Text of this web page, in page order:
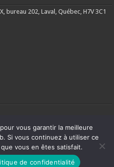
bureau 202, Laval, Québec, H7V 3C1
|Politique de confidentialité
vous garantir la meilleure
Si vous continuez à utiliser ce
vous en êtes satisfait.
de confidentialité